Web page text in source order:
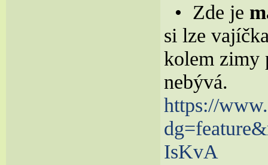
• Zde je
si lze
kolem zimy
nebývá.
https://
IsKvA